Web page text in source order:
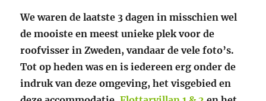
We waren de laatste 3 dagen in misschien wel
de mooiste en meest unieke plek voor de
roofvisser in Zweden, vandaar de vele foto’s.
Tot op heden was en is iedereen erg onder de
indruk van deze omgeving, het visgebied en